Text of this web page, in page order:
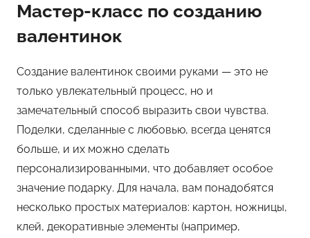
Мастер-класс по созданию
валентинок
Создание валентинок своими руками — это не
только увлекательный процесс, но и
замечательный способ выразить свои чувства.
Поделки, сделанные с любовью, всегда ценятся
больше, и их можно сделать
персонализированными, что добавляет особое
значение подарку. Для начала, вам понадобятся
несколько простых материалов: картон, ножницы,
клей, декоративные элементы (например,